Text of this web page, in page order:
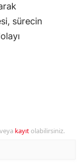
sürecin
kayıt olabilirsiniz.